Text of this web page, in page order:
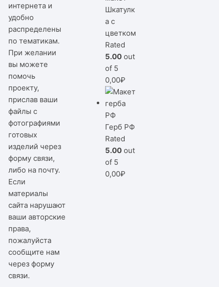
интернета и
удобно
распределены
по тематикам.
При желании
вы можете
помочь
проекту,
прислав ваши
файлы с
фотографиями
готовых
изделий через
форму связи,
либо на почту.
Если
материалы
сайта нарушают
ваши авторские
права,
пожалуйста
сообщите нам
черезформу
связи.
Шкатулк
а с
цветком
Rated
5.00 out
of 5
0,00₽
Герб РФ
Rated
5.00 out
of 5
0,00₽